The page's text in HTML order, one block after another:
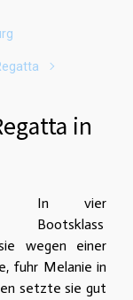
in
In vier
Bootsklass
wegen einer
fuhr Melanie in
setzte sie gut